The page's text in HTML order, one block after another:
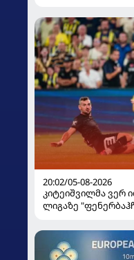
20:02/05-08-2026
კიტეიშვილმა ვერ
ლიგაზე